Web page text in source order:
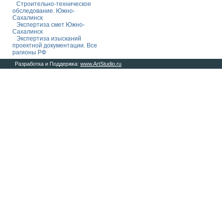
Строительно-техническое
обследование. Южно-
Сахалинск
Экспертиза смет Южно-
Сахалинск
Экспертиза изысканий
проектной документации. Все
рагионы РФ
Разработка и Поддержка: www.ArtStudio.ru